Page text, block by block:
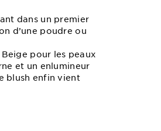
dans un premier
d’une poudre ou
pour les peaux
et un enlumineur
blush enfin vient